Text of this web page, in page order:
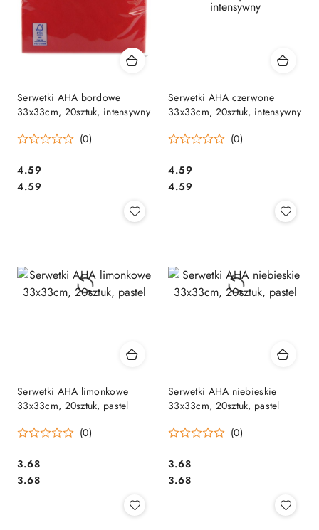
Serwetki AHA bordowe
33x33cm, 20sztuk, intensywny
(0)
Cena:
4.59
Cena:
4.59
Serwetki AHA czerwone
33x33cm, 20sztuk, intensywny
(0)
Cena:
4.59
Cena:
4.59
Serwetki AHA limonkowe
33x33cm, 20sztuk, pastel
(0)
Cena:
3.68
Cena:
3.68
Serwetki AHA niebieskie
33x33cm, 20sztuk, pastel
(0)
Cena:
3.68
Cena:
3.68